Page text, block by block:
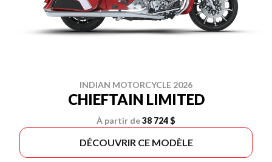
INDIAN MOTORCYCLE 2026
CHIEFTAIN LIMITED
À partir de38 724 $
DÉCOUVRIR CE MODÈLE